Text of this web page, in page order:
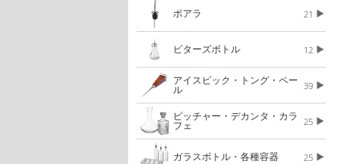
ポアラ 21
ビターズボトル 12
アイスピック・トング・ペー
ル 39
ピッチャー・デカンタ・カラ
フェ 25
ガラスボトル・各種容器 25